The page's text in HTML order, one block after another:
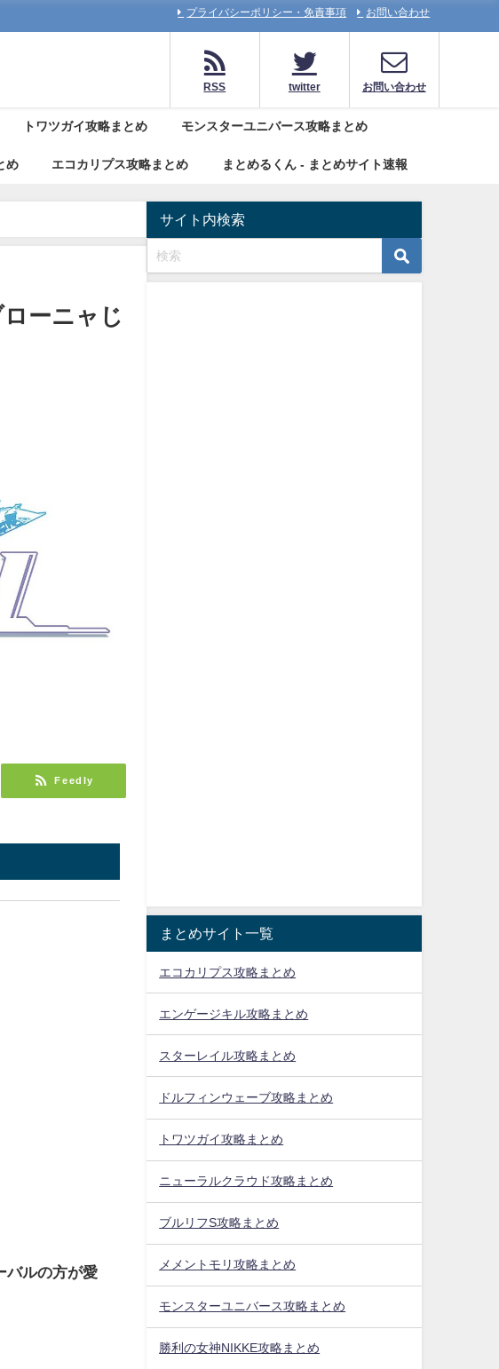
プライバシーポリシー・免責事項 お問い合わせ
RSS twitter お問い合わせ
トワツガイ攻略まとめ モンスターユニバース攻略まとめ
め エコカリプス攻略まとめ まとめるくん - まとめサイト速報
ーニャじ
Feedly
バルの方が愛
サイト内検索
まとめサイト一覧
エコカリプス攻略まとめ
エンゲージキル攻略まとめ
スターレイル攻略まとめ
ドルフィンウェーブ攻略まとめ
トワツガイ攻略まとめ
ニューラルクラウド攻略まとめ
ブルリフS攻略まとめ
メメントモリ攻略まとめ
モンスターユニバース攻略まとめ
勝利の女神NIKKE攻略まとめ